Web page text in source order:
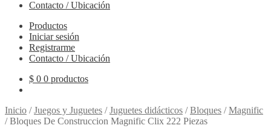
Contacto / Ubicación
Productos
Iniciar sesión
Registrarme
Contacto / Ubicación
$ 0 0 productos
Inicio /Juegos y Juguetes /Juguetes didácticos /Bloques /Magnific
/Bloques De Construccion Magnific Clix 222 Piezas